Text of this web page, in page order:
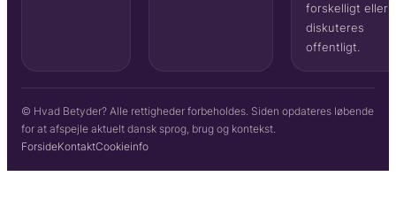
forskelligt eller
diskuteres
offentligt.
© Hvad Betyder? Alle rettigheder forbeholdes. Siden opdateres løbende
for at afspejle aktuelt dansk sprog, brug og kontekst.
ForsideKontaktCookieinfo